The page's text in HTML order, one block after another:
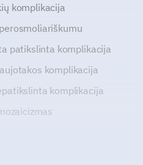
komplikacija
patikslinta komplikacija
komplikacija
komplikacija